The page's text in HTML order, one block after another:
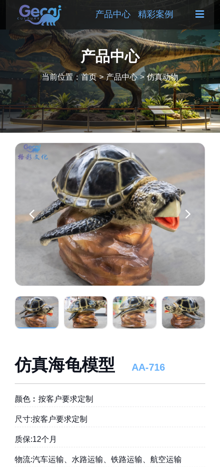
产品中心 精彩案例
产品中心
当前位置：首页 > 产品中心 > 仿真动物
仿真海龟模型 AA-716
颜色︰按客户要求定制
尺寸:按客户要求定制
质保:12个月
物流:汽车运输、水路运输、铁路运输、航空运输